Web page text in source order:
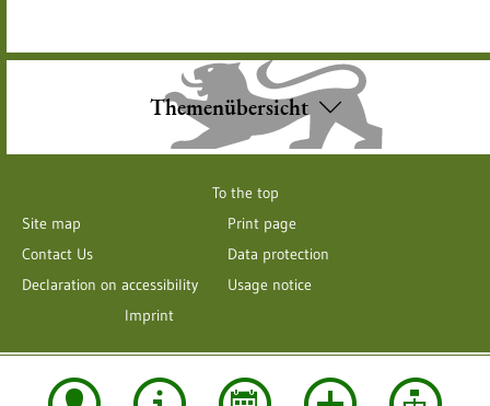
Themenübersicht
To the top
Site map
Print page
Contact Us
Data protection
Declaration on accessibility
Usage notice
Imprint